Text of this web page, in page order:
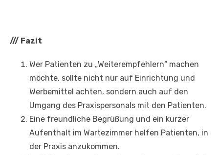
/// Fazit
Wer Patienten zu „Weiterempfehlern“ machen
möchte, sollte nicht nur auf Einrichtung und
Werbemittel achten, sondern auch auf den
Umgang des Praxispersonals mit den Patienten.
Eine freundliche Begrüßung und ein kurzer
Aufenthalt im Wartezimmer helfen Patienten, in
der Praxis anzukommen.